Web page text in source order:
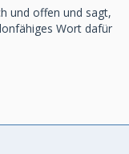
und offen und sagt,
Wort dafür